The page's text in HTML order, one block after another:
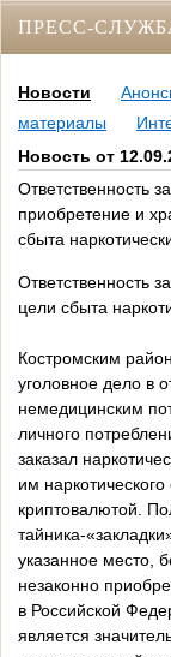
ПРЕСС-
Новости
материалы
Новость от
️Ответственность
приобретение и
сбыта
️Ответственность
цели сбыта
Костромским
уголовное дело в
немедицинским
личного
заказал
им
криптовалютой.
тайника-
указанное место,
незаконно
в Российской
является